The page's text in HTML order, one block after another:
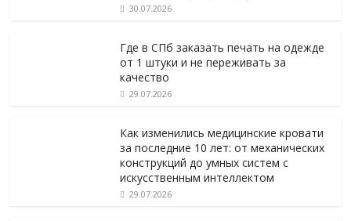
30.07.2026
Где в СПб заказать печать на одежде
от 1 штуки и не переживать за
качество
29.07.2026
Как изменились медицинские кровати
за последние 10 лет: от механических
конструкций до умных систем с
искусственным интеллектом
29.07.2026